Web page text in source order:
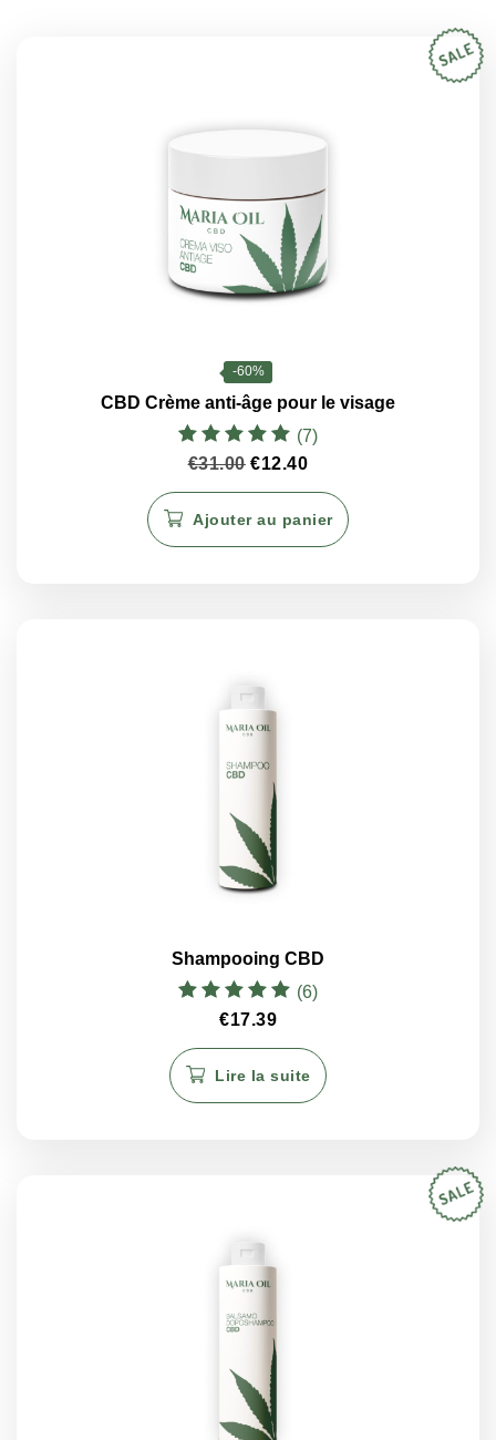
-60%
CBD Crème anti-âge pour le visage
Note
sur 5
(7)
€31.00 Le
était :
€31.00.
€12.40Le
actuel
est :
€12.40.
Ajouter au panier
Shampooing CBD
Note
sur 5
(6)
€17.39
Lire la suite